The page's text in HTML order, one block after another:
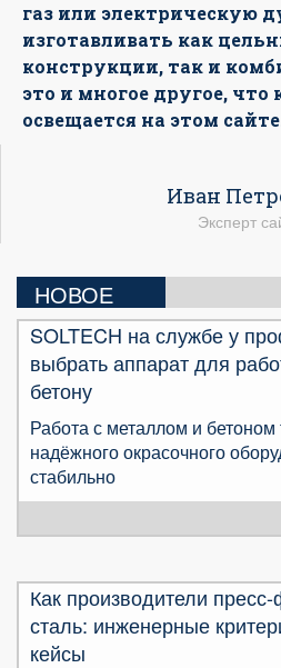
газ или электрическую
изготавливать как
конструкции, так и
это и многое другое, что
освещается на этом
Иван
Эксперт
НОВОЕ
SOLTECH на службе у
выбрать аппарат для
бетону
Работа с металлом и бетоном
надёжного окрасочного
стабильно
Как производители
сталь: инженерные
кейсы